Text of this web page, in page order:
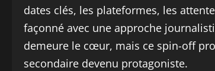
dates clés, les plateformes, les
façonné avec une approche
demeure le cœur, mais ce spin-off
secondaire devenu protagoniste.